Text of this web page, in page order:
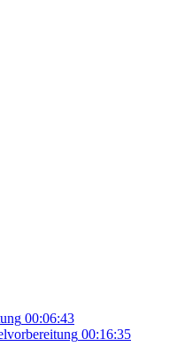
00:06:43
00:16:35